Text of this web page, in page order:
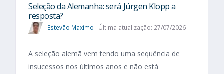
Seleção da Alemanha: será Jürgen Klopp a
resposta?
Estevão Maximo Última atualização: 27/07/2026
A seleção alemã vem tendo uma sequência de
insucessos nos últimos anos e não está